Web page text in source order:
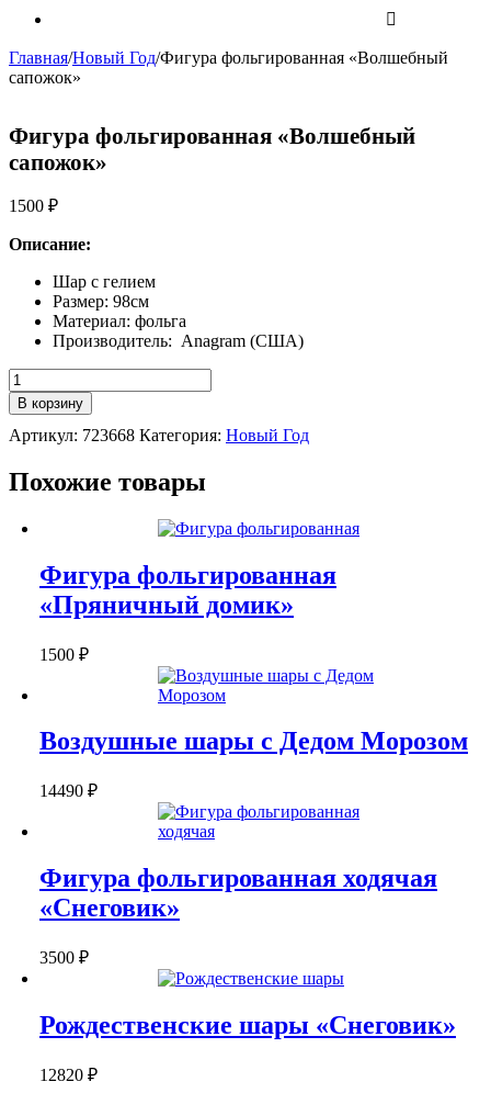
Главная/Новый Год/Фигура фольгированная «Волшебный
сапожок»
Фигура фольгированная «Волшебный
сапожок»
1500 ₽
Описание:
Шар с гелием
Размер: 98см
Материал: фольга
Производитель: Anagram (США)
Количество
Фигура
фольгированная
"Волшебный
В корзину
Артикул: 723668 Категория: Новый Год
Похожие товары
Фигура фольгированная
«Пряничный домик»
1500 ₽
Воздушные шары с Дедом Морозом
14490 ₽
Фигура фольгированная ходячая
«Снеговик»
3500 ₽
Рождественские шары «Снеговик»
12820 ₽